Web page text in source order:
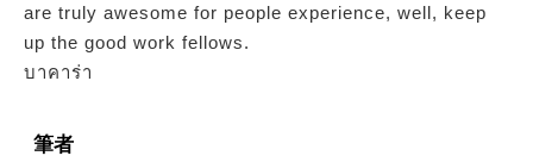
are truly awesome for people experience, well, keep
up the good work fellows.
บาคาร่า
筆者